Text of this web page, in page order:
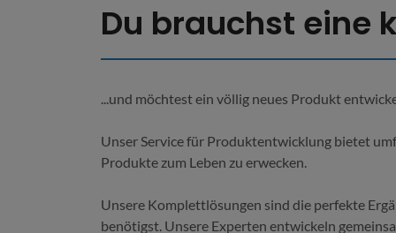
Du brauchst eine
...und möchtest ein völlig neues Produkt
Unser Service für Produktentwicklung bietet
Produkte zum Leben zu erwecken.
Unsere Komplettlösungen sind die perfekte
benötigst. Unsere Experten entwickeln